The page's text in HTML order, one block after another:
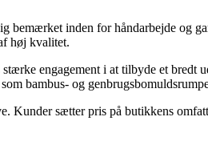
bemærket inden for håndarbejde og
høj kvalitet.
engagement i at tilbyde et
bambus- og
Kunder sætter pris på butikkens